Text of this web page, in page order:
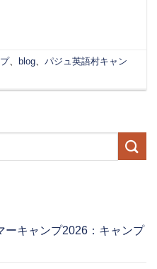
、 blog、パジュ英語村キャン
ーキャンプ2026：キャンプ